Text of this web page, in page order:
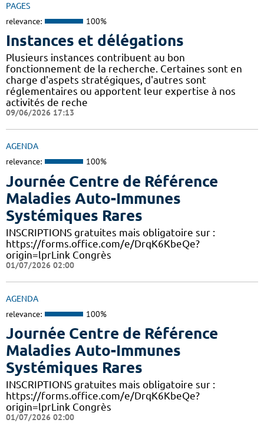
PAGES
relevance: 100%
Instances et délégations
Plusieurs instances contribuent au bon
fonctionnement de la recherche. Certaines sont en
charge d'aspets stratégiques, d'autres sont
réglementaires ou apportent leur expertise à nos
activités de reche
09/06/2026 17:13
AGENDA
relevance: 100%
Journée Centre de Référence
Maladies Auto-Immunes
Systémiques Rares
INSCRIPTIONS gratuites mais obligatoire sur :
https://forms.office.com/e/DrqK6KbeQe?
origin=lprLink Congrès
01/07/2026 02:00
AGENDA
relevance: 100%
Journée Centre de Référence
Maladies Auto-Immunes
Systémiques Rares
INSCRIPTIONS gratuites mais obligatoire sur :
https://forms.office.com/e/DrqK6KbeQe?
origin=lprLink Congrès
01/07/2026 02:00